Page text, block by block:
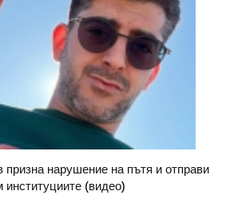
нарушение на пътя и отправи
(видео)